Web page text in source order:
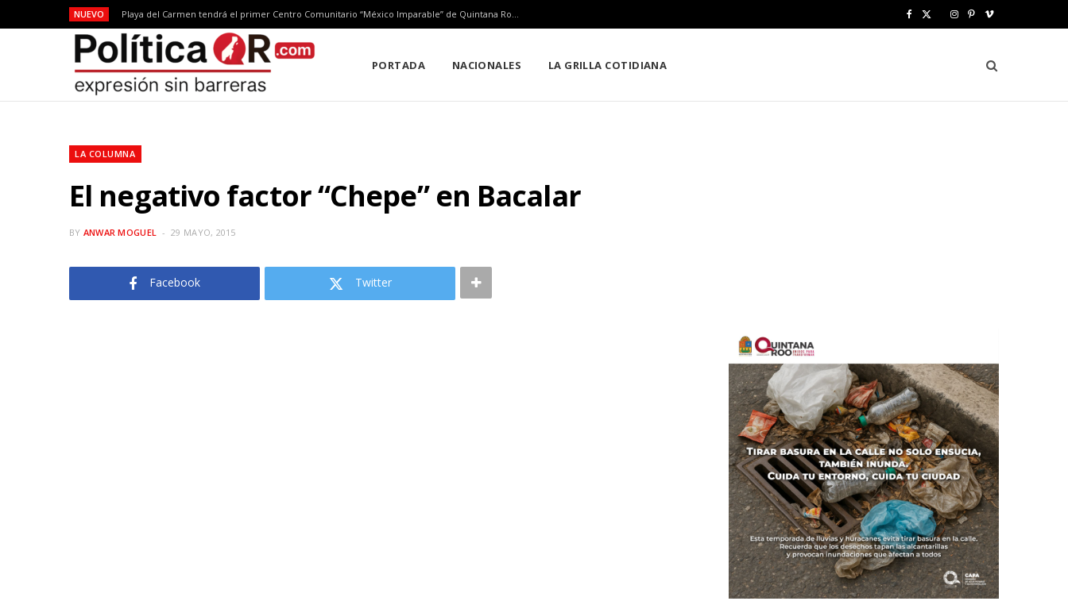
NUEVO Playa del Carmen tendrá el primer Centro Comunitario “México Imparable” de Quintana Roo: Mara Lezama
e w
I
t
P
t
V
m
e
PORTADA NACIONALES LA GRILLA COTIDIANA
LA COLUMNA
El negativo factor “Chepe” en Bacalar
BY ANWAR MOGUEL 29 MAYO, 2015
Facebook Twitter